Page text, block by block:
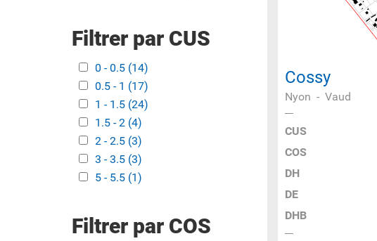
Filtrer par CUS
Apply 0 - 0.5 filter
0 - 0.5 (14)
Apply 0.5 - 1 filter
0.5 - 1 (17)
Apply 1 - 1.5 filter
1 - 1.5 (24)
Apply 1.5 - 2 filter
1.5 - 2 (4)
Apply 2 - 2.5 filter
2 - 2.5 (3)
Apply 3 - 3.5 filter
3 - 3.5 (3)
Apply 5 - 5.5 filter
5 - 5.5 (1)
Filtrer par COS
Cossy
Nyon - Vaud
CUS
COS
DH
DE
DHB